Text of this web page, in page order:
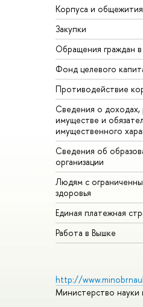
Корпуса и общежития
Закупки
Обращения граждан
Фонд целевого
Противодействие
Сведения о доходах,
имуществе и
имущественного
Сведения об
организации
Людям с
здоровья
Единая платежная
Работа в Вышке
http://
Министерство науки